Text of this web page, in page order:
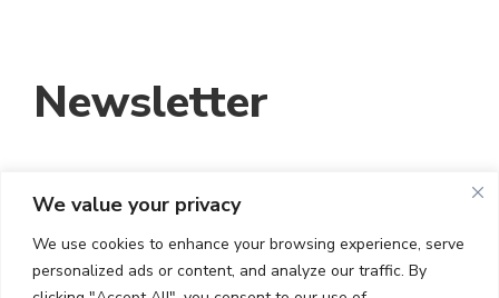
We value your privacy
We use cookies to enhance your browsing experience, serve
personalized ads or content, and analyze our traffic. By
Newsletter
INDIRIZZO EMAIL:
HO LETTO E ACCETTO I TERMINI E LE